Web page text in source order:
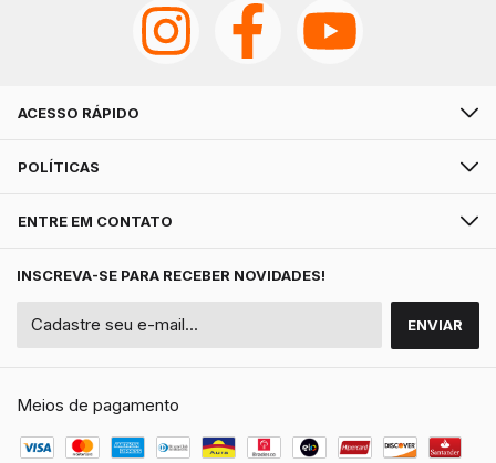
ACESSO RÁPIDO
POLÍTICAS
ENTRE EM CONTATO
INSCREVA-SE PARA RECEBER NOVIDADES!
Meios de pagamento